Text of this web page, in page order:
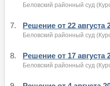
Беловский районный суд
7. Решение от 22 августа
Беловский районный суд
8. Решение от 17 августа
Беловский районный суд